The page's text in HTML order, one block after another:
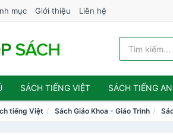
mục Giới thiệu Liên hệ
SÁCH TIẾNG VIỆT SÁCH TIẾNG
tiếng Việt Sách Giáo Khoa - Giáo Trình